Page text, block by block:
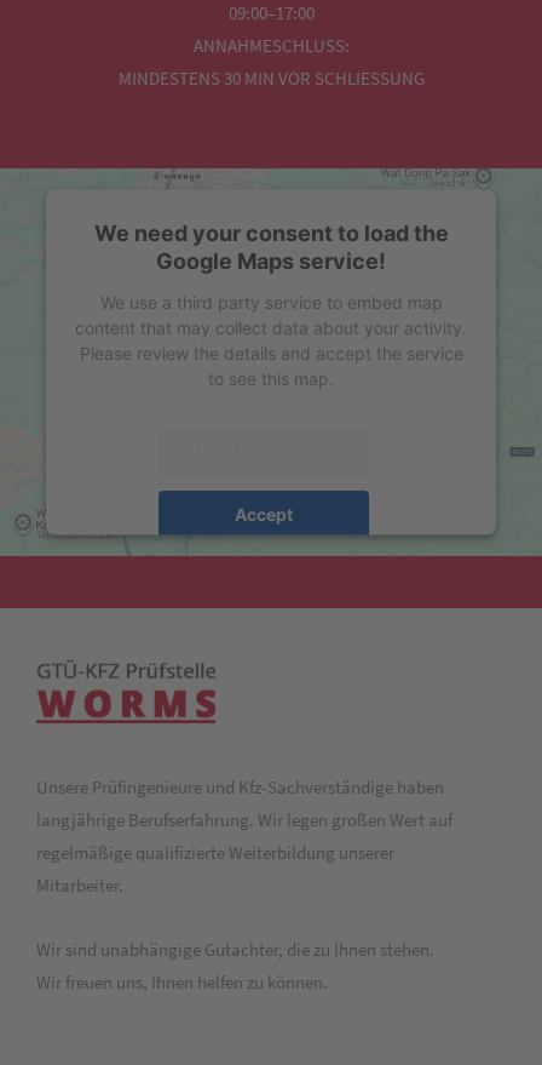
09:00–17:00
ANNAHMESCHLUSS:
MINDESTENS 30 MIN VOR SCHLIESSUNG
We need your consent to load the
Google Maps service!
We use a third party service to embed map
content that may collect data about your activity.
Please review the details and accept the service
to see this map.
Accept
powered byUsercentrics Consent Management
Unsere Prüfingenieure und Kfz-Sachverständige haben
langjährige Berufserfahrung. Wir legen großen Wert auf
regelmäßige qualifizierte Weiterbildung unserer
Mitarbeiter.
Wir sind unabhängige Gutachter, die zu Ihnen stehen.
Wir freuen uns, Ihnen helfen zu können.